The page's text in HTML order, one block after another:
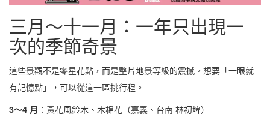
三月～十一月：一年只出現一
次的季節奇景
這些景觀不是零星花點，而是整片地景等級的震撼。想要「一眼就
有記憶點」，可以從這一區挑行程。
3～4 月 ：黃花風鈴木、木棉花（嘉義、台南 林初埤）